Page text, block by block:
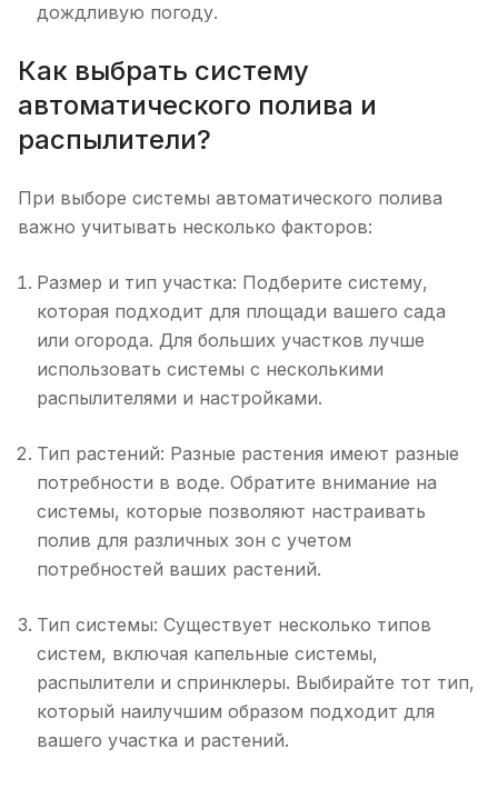
дождливую погоду.
Как выбрать систему
автоматического полива и
распылители?
При выборе системы автоматического полива
важно учитывать несколько факторов:
Размер и тип участка: Подберите систему,
которая подходит для площади вашего сада
или огорода. Для больших участков лучше
использовать системы с несколькими
распылителями и настройками.
Тип растений: Разные растения имеют разные
потребности в воде. Обратите внимание на
системы, которые позволяют настраивать
полив для различных зон с учетом
потребностей ваших растений.
Тип системы: Существует несколько типов
систем, включая капельные системы,
распылители и спринклеры. Выбирайте тот тип,
который наилучшим образом подходит для
вашего участка и растений.